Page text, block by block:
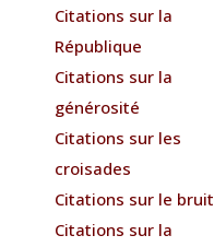
Citations sur la
République
Citations sur la
générosité
Citations sur les
croisades
Citations sur le bruit
Citations sur la